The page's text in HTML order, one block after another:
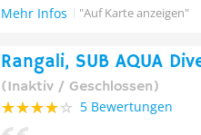
Mehr Infos "Auf Karte anzeigen"
Rangali, SUB AQUA
(Inaktiv / Geschlossen)
5 Bewertungen